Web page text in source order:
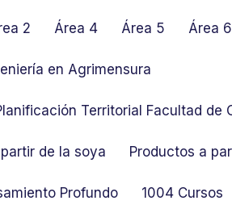
2 Área 4 Área 5 Área 6
en Agrimensura
Territorial Facultad de
de la soya Productos a
Profundo 1004 Cursos